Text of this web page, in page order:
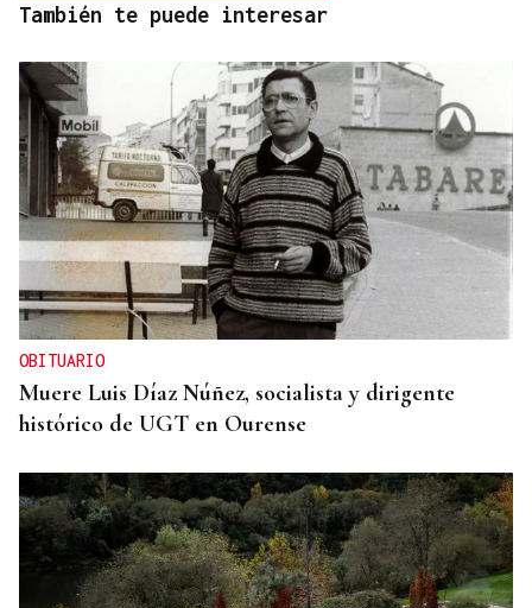
También te puede interesar
OBITUARIO
Muere Luis Díaz Núñez, socialista y dirigente
histórico de UGT en Ourense